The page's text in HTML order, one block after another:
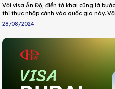
Với visa Ấn Độ, điền tờ khai cũng là
thị thực nhập cảnh vào quốc gia này.
Độ ra sao? Bài viết sau đây sẽ chia sẻ
và nhanh chóng với những người lần
ngại về ngôn ngữ.
28/08/2024